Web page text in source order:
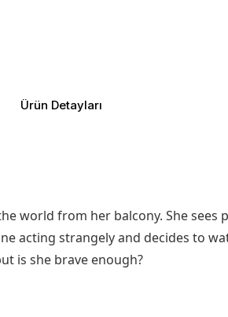
Ürün Detayları
world from her balcony. She sees
acting strangely and decides to
is she brave enough?